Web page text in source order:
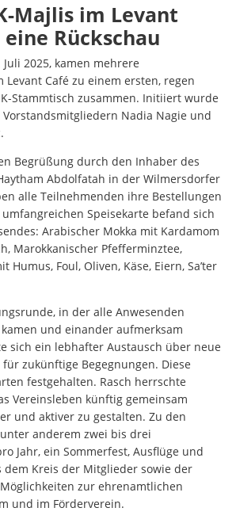
Majlis im Levant
eine Rückschau
2025, kamen mehrere
Café zu einem ersten, regen
Stammtisch zusammen. Initiiert wurde
Nadia Nagie und
Begrüßung durch den Inhaber des
Abdolfatah in der Wilmersdorfer
alle Teilnehmenden ihre Bestellungen
Speisekarte befand sich
Arabischer Mokka mit Kardamom
Marokkanischer Pfefferminztee,
Humus, Foul, Oliven, Käse, Eiern, Sa’ter
in der alle Anwesenden
und einander aufmerksam
sich ein lebhafter Austausch über neue
zukünftige Begegnungen. Diese
festgehalten. Rasch herrschte
Vereinsleben künftig gemeinsam
und aktiver zu gestalten. Zu den
anderem zwei bis drei
Jahr, ein Sommerfest, Ausflüge und
dem Kreis der Mitglieder sowie der
zur ehrenamtlichen
und im Förderverein.